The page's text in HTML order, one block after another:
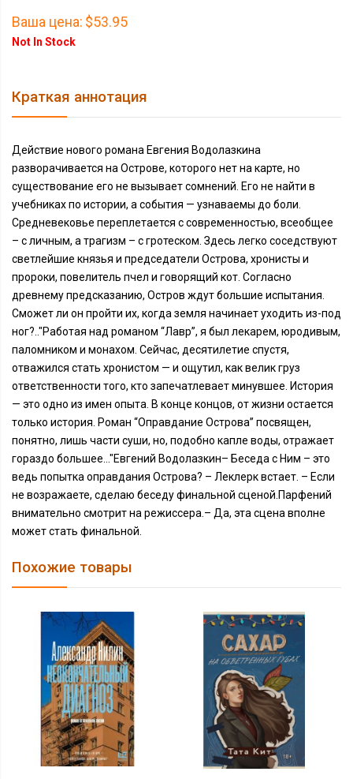
Ваша цена: $53.95
Not In Stock
Краткая аннотация
Действие нового романа Евгения Водолазкина
разворачивается на Острове, которого нет на карте, но
существование его не вызывает сомнений. Его не найти в
учебниках по истории, а события — узнаваемы до боли.
Средневековье переплетается с современностью, всеобщее
– с личным, а трагизм – с гротеском. Здесь легко соседствуют
светлейшие князья и председатели Острова, хронисты и
пророки, повелитель пчел и говорящий кот. Согласно
древнему предсказанию, Остров ждут большие испытания.
Сможет ли он пройти их, когда земля начинает уходить из-под
ног?.."Работая над романом “Лавр”, я был лекарем, юродивым,
паломником и монахом. Сейчас, десятилетие спустя,
отважился стать хронистом — и ощутил, как велик груз
ответственности того, кто запечатлевает минувшее. История
— это одно из имен опыта. В конце концов, от жизни остается
только история. Роман “Оправдание Острова” посвящен,
понятно, лишь части суши, но, подобно капле воды, отражает
гораздо большее..."Евгений Водолазкин– Беседа с Ним – это
ведь попытка оправдания Острова? – Леклерк встает. – Если
не возражаете, сделаю беседу финальной сценой.Парфений
внимательно смотрит на режиссера.– Да, эта сцена вполне
может стать финальной.
Похожие товары